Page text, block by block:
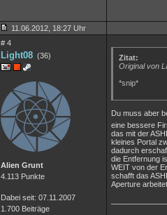
11.06.2012, 18:27 Uhr
# 4
Light08 (36)
Alien Grunt
4.113 Punkte
Dabei seit: 07.11.2007
1.700 Beiträge
Zitat:
Original von
*snip*
Du muss aber
eine bessere
das mit der
kleines Portal
dadurch
die Entfernung
WEIT von der
schafft das
Aperture